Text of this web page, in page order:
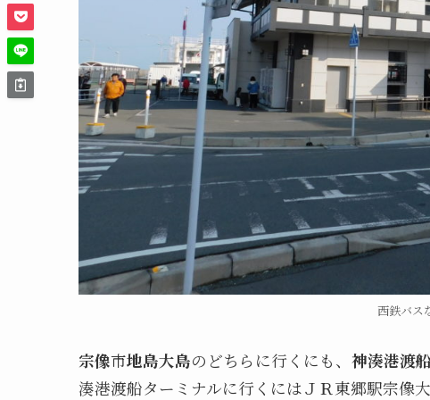
西鉄バス
宗像市地島大島のどちらに行くにも、 神湊港渡
湊港渡船ターミナルに行くにはＪＲ東郷駅宗像